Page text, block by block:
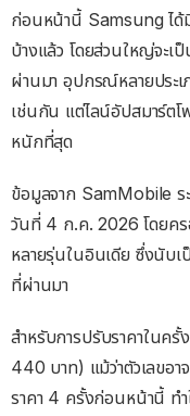
ก่อนหน้านี้ Samsung ได้
บ้างแล้ว โดยส่วนใหญ่จะเ
ผ่านมา อุปกรณ์หลายประเ
เช่นกัน แต่ไลน์อัปสมาร์ต
หนักที่สุด
ข้อมูลจาก SamMobile ร
วันที่ 4 ก.ค. 2026 โดยค
หลายรุ่นในอินเดีย ซึ่งนับเ
ที่ผ่านมา
สำหรับการปรับราคาในค
440 บาท) แม้ว่าตัวเลขอา
ราคา 4 ครั้งก่อนหน้านี้ ทำ